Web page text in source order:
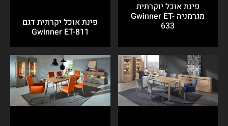
פינת אוכל יוקרתית
מגרמניה Gwinner ET-
633 פינת אוכל יקרתית דגם
Gwinner ET-811